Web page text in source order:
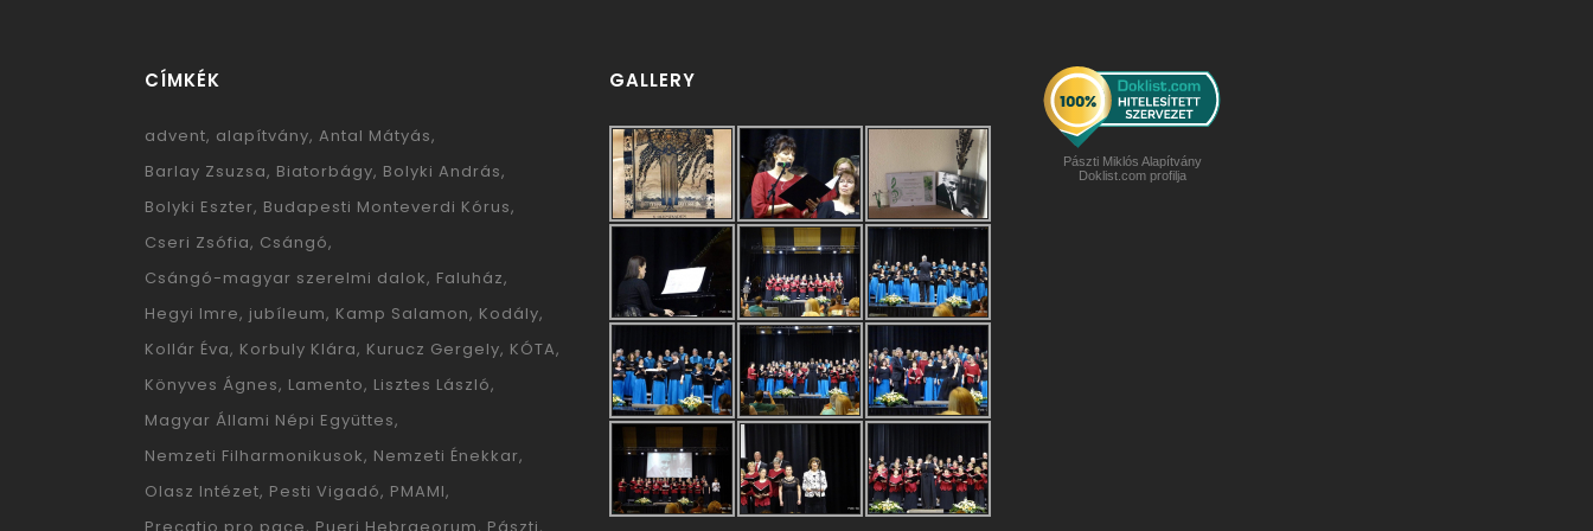
CÍMKÉK
advent alapítvány Antal Mátyás
Barlay Zsuzsa Biatorbágy Bolyki András
Bolyki Eszter Budapesti Monteverdi Kórus
Cseri Zsófia Csángó
Csángó-magyar szerelmi dalok Faluház
Hegyi Imre jubíleum Kamp Salamon Kodály
Kollár Éva Korbuly Klára Kurucz Gergely KÓTA
Könyves Ágnes Lamento Lisztes László
Magyar Állami Népi Együttes
Nemzeti Filharmonikusok Nemzeti Énekkar
Olasz Intézet Pesti Vigadó PMAMI
GALLERY
Pászti Miklós Alapítvány
Doklist.com profilja